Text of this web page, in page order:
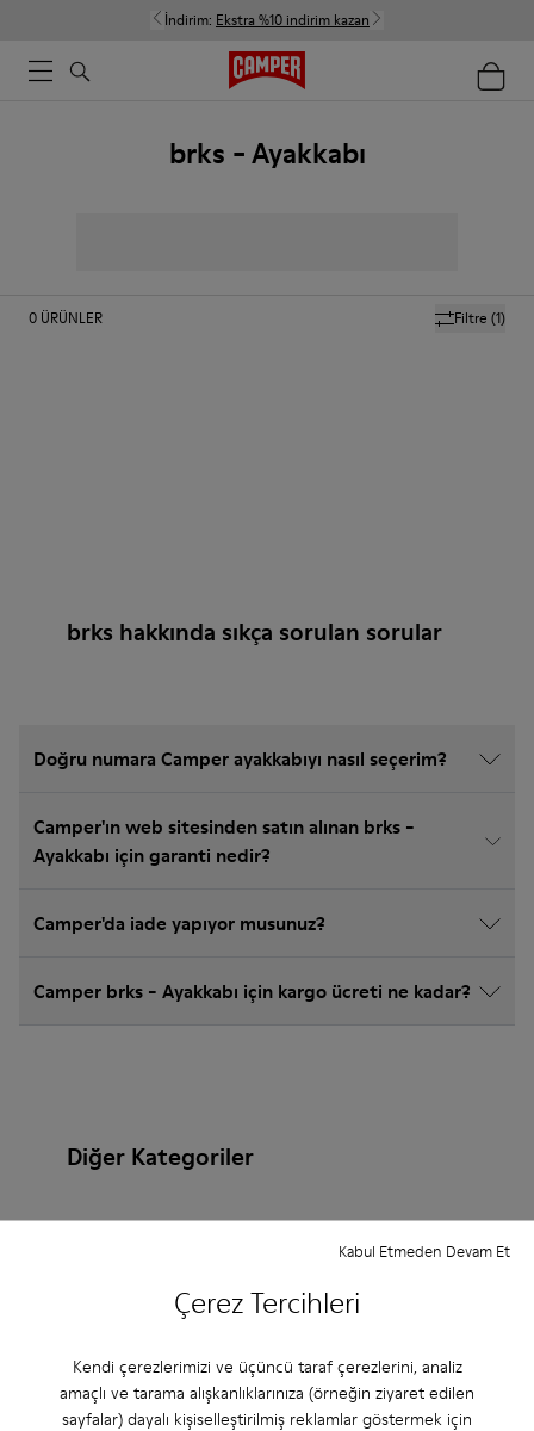
Çerez Tercihleri
Kendi çerezlerimizi ve üçüncü taraf çerezlerini, analiz
amaçlı ve tarama alışkanlıklarınıza (örneğin ziyaret edilen
sayfalar) dayalı kişiselleştirilmiş reklamlar göstermek için
Kabul Etmeden Devam Et
İndirim: Ekstra %10 indirim kazan
brks - Ayakkabı
Filtre (1)
0 ÜRÜNLER
brks hakkında sıkça sorulan sorular
Doğru numara Camper ayakkabıyı nasıl seçerim?
Camper'ın web sitesinden satın alınan brks -
Ayakkabı için garanti nedir?
Camper'da iade yapıyor musunuz?
Camper brks - Ayakkabı için kargo ücreti ne kadar?
Diğer Kategoriler
Balerin Modeli
Cırt Cırtlı
Spor Ayakkabılar
Gündelik ayakkabılar
mokasenleri